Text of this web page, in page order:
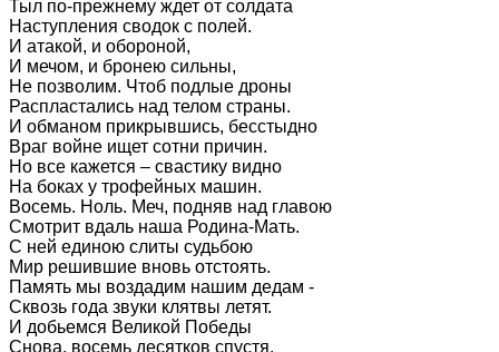
Тыл по-прежнему ждет от солдата
Наступления сводок с полей.
И атакой, и обороной,
И мечом, и бронею сильны,
Не позволим. Чтоб подлые дроны
Распластались над телом страны.
И обманом прикрывшись, бесстыдно
Враг войне ищет сотни причин.
Но все кажется – свастику видно
На боках у трофейных машин.
Восемь. Ноль. Меч, подняв над главою
Смотрит вдаль наша Родина-Мать.
С ней единою слиты судьбою
Мир решившие вновь отстоять.
Память мы воздадим нашим дедам -
Сквозь года звуки клятвы летят.
И добьемся Великой Победы
Снова, восемь десятков спустя.